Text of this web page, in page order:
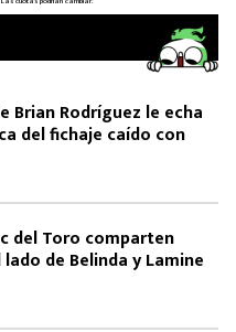
Brian Rodríguez le echa
del fichaje caído con
del Toro comparten
de Belinda y Lamine